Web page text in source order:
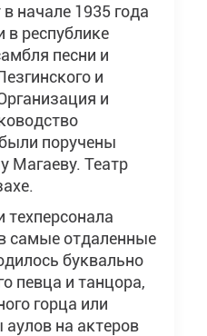
начале 1935 года
в республике
песни и
и
и
поручены
Магаеву. Театр
техперсонала
самые отдаленные
буквально
певца и танцора,
горца или
на актеров